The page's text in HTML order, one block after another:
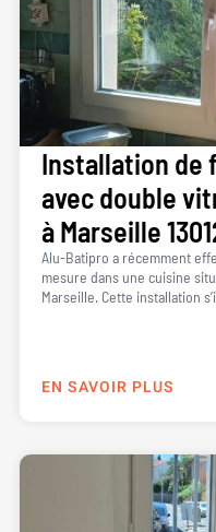
Installation de
avec double
à Marseille
Alu-Batipro a récemment
mesure dans une cuisine
Marseille. Cette installation
EN SAVOIR PLUS